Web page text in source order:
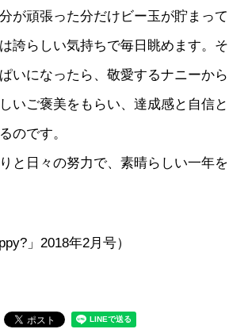
が頑張った分だけビー玉が貯まって
誇らしい気持ちで毎日眺めます。そ
いになったら、敬愛するナニーから
いご褒美をもらい、達成感と自信と
のです。
と日々の努力で、素晴らしい一年を
」2018年2月号）